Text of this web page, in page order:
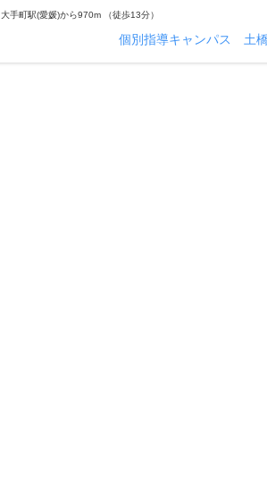
大手町駅(愛媛)から970m （徒歩13分）
個別指導キャンパス 土